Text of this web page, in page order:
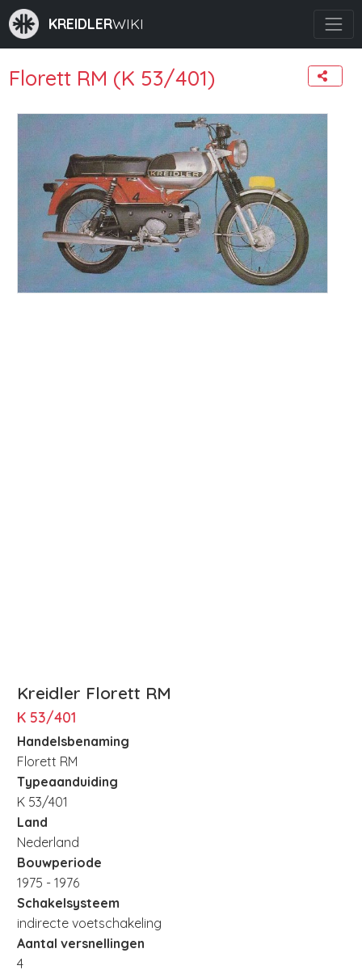
KREIDLERWIKI
Florett RM (K 53/401)
Kreidler Florett RM
K 53/401
Handelsbenaming
Florett RM
Typeaanduiding
K 53/401
Land
Nederland
Bouwperiode
1975 - 1976
Schakelsysteem
indirecte voetschakeling
Aantal versnellingen
4